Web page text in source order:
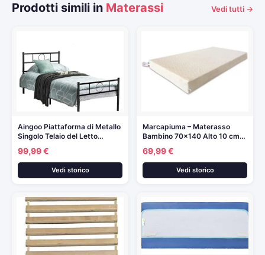
Prodotti simili in Materassi Vedi tutti →
Aingoo Piattaforma di Metallo
Singolo Telaio del Letto…
99,99 €
Vedi storico
Marcapiuma – Materasso
Bambino 70×140 Alto 10 cm…
69,99 €
Vedi storico